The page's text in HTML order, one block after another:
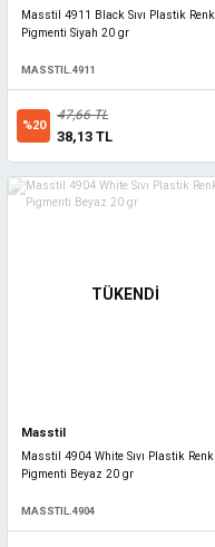
Masstil 4911 Black Sıvı Plastik Renk
Pigmenti Siyah 20 gr
MASSTIL.4911
%20
47,66 TL
38,13 TL
TÜKENDİ
Masstil
Masstil 4904 White Sıvı Plastik Renk
Pigmenti Beyaz 20 gr
MASSTIL.4904